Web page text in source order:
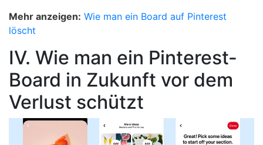
Mehr anzeigen: Wie man ein Board auf Pinterest
löscht
IV. Wie man ein Pinterest-
Board in Zukunft vor dem
Verlust schützt